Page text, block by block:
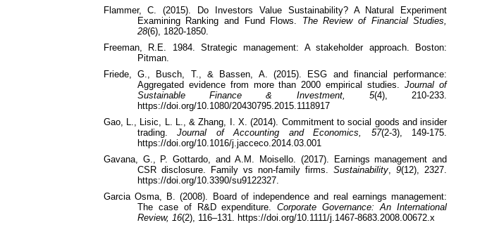
Flammer, C. (2015). Do Investors Value Sustainability? A Natural Experiment
Examining Ranking and Fund Flows. The Review of Financial Studies,
28(6), 1820-1850.
Freeman, R.E. 1984. Strategic management: A stakeholder approach.
Boston:
Pitman.
Friede, G., Busch, T., & Bassen , A. (2015). ESG and financial performance:
Aggregated evidence from more than 2000empirical studies.Journal of
Sustainable Finance & Investment, 5(4), 210-233.
https://doi.org/10.1080/20430795.2015.1118917
Gao, L., Lisic , L. L., & Zhang, I. X. (2014). Commitment to social goods and insider
trading.Journal of Accounting and Economics, 57(2-3), 149-175.
https://doi.org/10.1016/j.jacceco.2014.03.001
Gavana, G., P. Gottardo, and A.M. Moisello. (2017). Earnings management and
CSR disclosure. Family vs non-family firms.
Sustainability 9(12), 2327.
https://doi.org/10.3390/su9122327.
Garcia Osma, B. (2008). Board of independence and real earnings management:
The case of R&D expenditure.Corporate Governance: An International
Review, 16(2), 116–131. https://doi.org/10.1111/j.1467-8683.2008.00672.x